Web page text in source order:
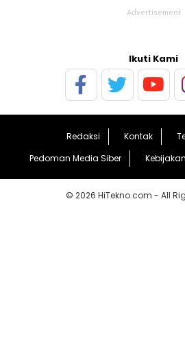
Ikuti Kami
Redaksi Kontak
Pedoman Media Siber
© 2026 HiTekno.com - All